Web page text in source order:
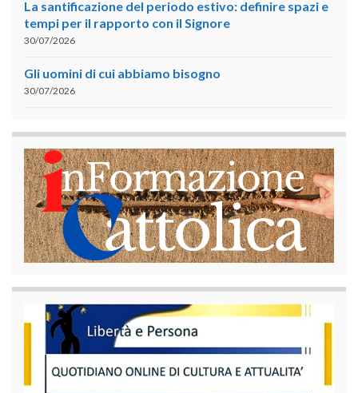
La santificazione del periodo estivo: definire spazi e
tempi per il rapporto con il Signore
30/07/2026
Gli uomini di cui abbiamo bisogno
30/07/2026